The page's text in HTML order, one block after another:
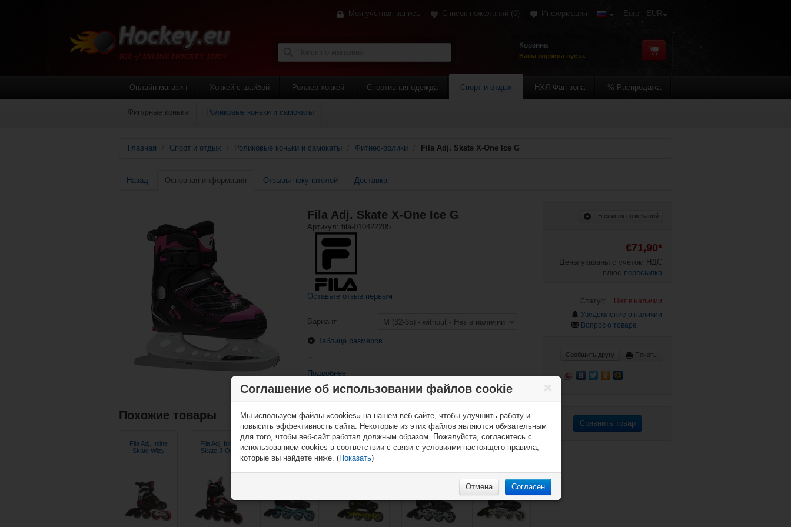
Моя учетная запись Список пожеланий (0) Информация Euro - EUR
Корзина
Ваша корзина пуста.
Онлайн-магазин Хоккей с шайбой Роллер-хоккей Спортивная одежда Спорт и отдых
Фигурные коньки Роликовые коньки и самокаты
НХЛ Фан-зона % Распродажа
Главная Спорт и отдых Роликовые коньки и самокаты Фитнес-ролики Fila Adj. Skate X-One Ice G
Назад Основная информация Отзывы покупателей Доставка
Fila Adj. Skate X-One Ice G
Артикул: fila-010422205
Оставьте отзыв первым
Вариант
Таблица размеров
...
Подробнее
Похожие товары
Fila Adj. Inline
Skate Wizy
Fila Adj. Inline
Skate J-One
Fila Inline Skate
Legacy Pro 80 -
Lady
Fila Adj. Inline
Skate Wizy Alu
Legacy Pro 84
Fila Inline Skate
Legacy Pro 84 -
В список пожеланий
€71,90*
Цены указаны с учетом НДС
плюс пересылка
Статус:
Нет в наличии
Уведомление о наличии
Вопрос о товаре
Сообщить другу Печать
Сравнить товар
Соглашение об использовании файлов cookie
Мы используем файлы «cookies» на нашем веб-сайте, чтобы улучшить работу и
повысить эффективность сайта. Некоторые из этих файлов являются обязательным
для того, чтобы веб-сайт работал должным образом. Пожалуйста, согласитесь с
использованием cookies в соответствии с связи с условиями настоящего правила,
которые вы найдете ниже. (Показать)
Согласен
Отмена